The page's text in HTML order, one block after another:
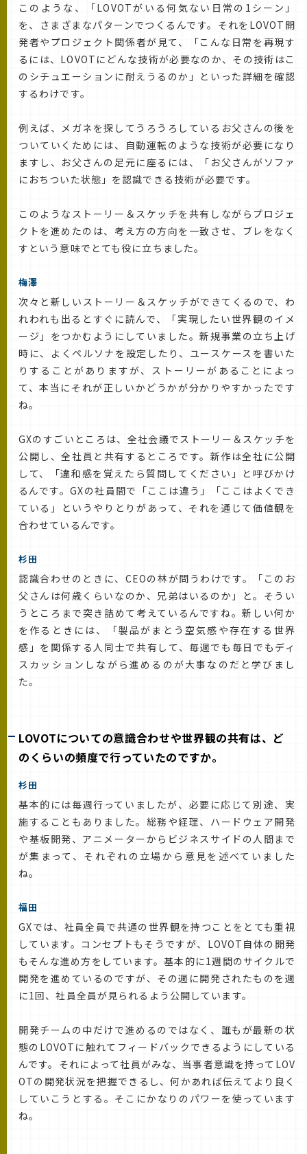
このような、「LOVOTがいる何気ない日常の1シーン」
を、さまざまなパターンでつくるんです。それをLOVOT開
発者やプロジェクト関係者が見て、「こんな日常を再現す
るには、LOVOTにどんな技術が必要なのか、その技術はこ
のシチュエーションに耐えうるのか」といった詳細を確認
するわけです。
例えば、メガネを探してうろうろしているお父さんの後を
ついていくためには、自動運転のような技術が必要になり
ますし、お父さんの足元に座るには、「お父さんがソファ
におちついた状態」を認識できる技術が必要です。
このようなストーリー＆スケッチを共有しながらプロジェ
クトを進めたのは、考え方の方向を一致させ、ブレをなく
すという意味でとても役に立ちました。
梅澤
次々と新しいストーリー＆スケッチができてくるので、わ
れわれも出るとすぐに読んで、「実現したい世界観のイメ
ージ」をつかむようにしていました。新規事業の立ち上げ
時に、よくペルソナを設定したり、ユースケースを書いた
りすることがありますが、ストーリーがあることによっ
て、本当にそれが正しいかどうかが分かりやすかったです
ね。
GXのすごいところは、全社会議でストーリー＆スケッチを
公開し、全社員と共有するところです。新作は全社に公開
して、「違和感を覚えたら質問してください」と呼びかけ
るんです。GXの社員間で「ここは違う」「ここはよくでき
ている」というやりとりがあって、それを通じて価値観を
合わせているんです。
杉田
認識合わせのときに、CEOの林が問うわけです。「このお
父さんは何歳くらいなのか、兄弟はいるのか」と。そうい
うところまで突き詰めて考えているんですね。新しい何か
を作るときには、「製品がまとう空気感や存在する世界
感」を関係する人同士で共有して、毎週でも毎日でもディ
スカッションしながら進めるのが大事なのだと学びまし
た。
LOVOTについての意識合わせや世界観の共有は、ど
のくらいの頻度で行っていたのですか。
杉田
基本的には毎週行っていましたが、必要に応じて別途、実
施することもありました。総務や経理、ハードウェア開発
や基板開発、アニメーターからビジネスサイドの人間まで
が集まって、それぞれの立場から意見を述べていました
ね。
福田
GXでは、社員全員で共通の世界観を持つことをとても重視
しています。コンセプトもそうですが、LOVOT自体の開発
もそんな進め方をしています。基本的に1週間のサイクルで
開発を進めているのですが、その週に開発されたものを週
に1回、社員全員が見られるよう公開しています。
開発チームの中だけで進めるのではなく、誰もが最新の状
態のLOVOTに触れてフィードバックできるようにしている
んです。それによって社員がみな、当事者意識を持ってLOV
OTの開発状況を把握できるし、何かあれば伝えてより良く
していこうとする。そこにかなりのパワーを使っています
ね。